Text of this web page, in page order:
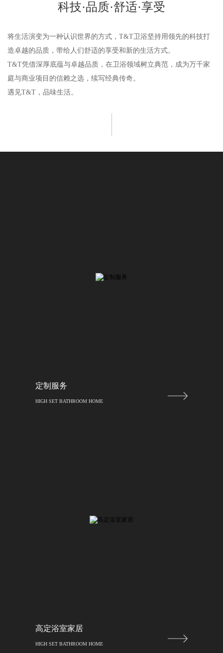
科技·品质·舒适·享受
将生活演变为一种认识世界的方式，T&T卫浴坚持用领先的科技打
造卓越的品质，带给人们舒适的享受和新的生活方式。
T&T凭借深厚底蕴与卓越品质，在卫浴领域树立典范，成为万千家
庭与商业项目的信赖之选，续写经典传奇。
遇见T&T，品味生活。
定制服务
HIGH SET BATHROOM HOME
高定浴室家居
HIGH SET BATHROOM HOME